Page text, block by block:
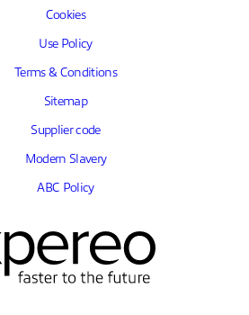
Cookies
Use Policy
Terms & Conditions
Sitemap
Supplier code
Modern Slavery
ABC Policy